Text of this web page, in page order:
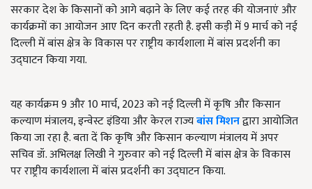
सरकार देश के किसानों को आगे बढ़ाने के लिए कई तरह की योजनाएं और
कार्यक्रमों का आयोजन आए दिन करती रहती है. इसी कड़ी में 9 मार्च को नई
दिल्ली में बांस क्षेत्र के विकास पर राष्ट्रीय कार्यशाला में बांस प्रदर्शनी का
उद्घाटन किया गया.
यह कार्यक्रम 9 और 10 मार्च, 2023 को नई दिल्ली में कृषि और किसान
कल्याण मंत्रालय, इन्वेस्ट इंडिया और केरल राज्यबांस मिशनद्वारा आयोजित
किया जा रहा है. बता दें कि कृषि और किसान कल्याण मंत्रालय में अपर
सचिव डॉ. अभिलक्ष लिखी ने गुरुवार को नई दिल्ली में बांस क्षेत्र के विकास
पर राष्ट्रीय कार्यशाला में बांस प्रदर्शनी का उद्घाटन किया.